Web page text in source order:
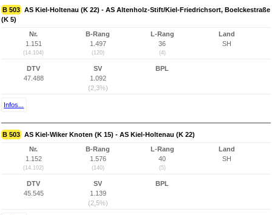
B 503 AS Kiel-Holtenau (K 22) - AS Altenholz-Stift/Kiel-Friedrichsort, Boelckestraße
(K 5)
Nr.
1.151
(14.104)
B-Rang
1.497
(120)
L-Rang
36
(4)
Land
SH
DTV
47.488
SV
1.092
(2,3%)
BPL
Infos...
B 503 AS Kiel-Wiker Knoten (K 15) - AS Kiel-Holtenau (K 22)
Nr.
1.152
(14.102)
B-Rang
1.576
(140)
L-Rang
40
(5)
Land
SH
DTV
45.545
SV
1.139
(2,5%)
BPL